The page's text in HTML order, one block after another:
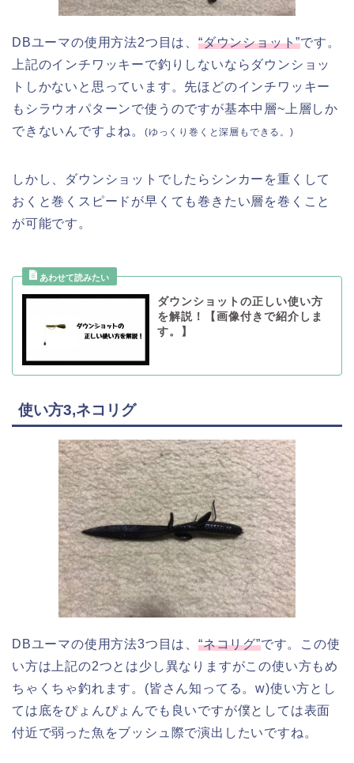
DBユーマの使用方法2つ目は、 “ダウンショット”です。
上記のインチワッキーで釣りしないならダウンショッ
トしかないと思っています。先ほどのインチワッキー
もシラウオパターンで使うのですが基本中層~上層しか
できないんですよね。(ゆっくり巻くと深層もできる。)
しかし、ダウンショットでしたらシンカーを重くして
おくと巻くスピードが早くても巻きたい層を巻くこと
が可能です。
ダウンショットの正しい使い方
を解説！【画像付きで紹介しま
す。】
使い方3,ネコリグ
DBユーマの使用方法3つ目は、 “ネコリグ”です。この使
い方は上記の2つとは少し異なりますがこの使い方もめ
ちゃくちゃ釣れます。(皆さん知ってる。w)使い方とし
ては底をぴょんぴょんでも良いですが僕としては表面
付近で弱った魚をブッシュ際で演出したいですね。